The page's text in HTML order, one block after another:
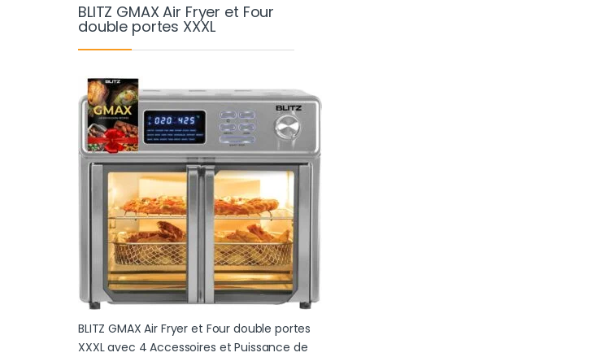
BLITZ GMAX Air Fryer et Four
double portes XXXL
BLITZ GMAX Air Fryer et Four double portes
XXXL avec 4 Accessoires et Puissance de